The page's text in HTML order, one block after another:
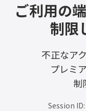
ご利用の
制限
不正なア
プレミ
制
Session